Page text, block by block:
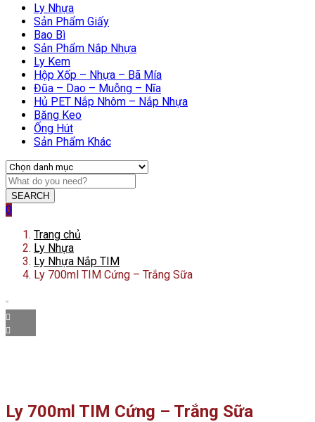
Ly Nhựa
Sản Phẩm Giấy
Bao Bì
Sản Phẩm Nắp Nhựa
Ly Kem
Hộp Xốp – Nhựa – Bã Mía
Đũa – Dao – Muỗng – Nĩa
Hủ PET Nắp Nhôm – Nắp Nhựa
Băng Keo
Ống Hút
Sản Phẩm Khác
SEARCH
0
Trang chủ
Ly Nhựa
Ly Nhựa Nắp TIM
Ly 700ml TIM Cứng – Trắng Sữa
Ly 700ml TIM Cứng – Trắng Sữa